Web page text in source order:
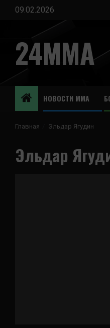
Перейти
содержимому
09.02.2026
24MMA
НОВОСТИ ММА
Главная Эльдар Ягудин
Эльдар